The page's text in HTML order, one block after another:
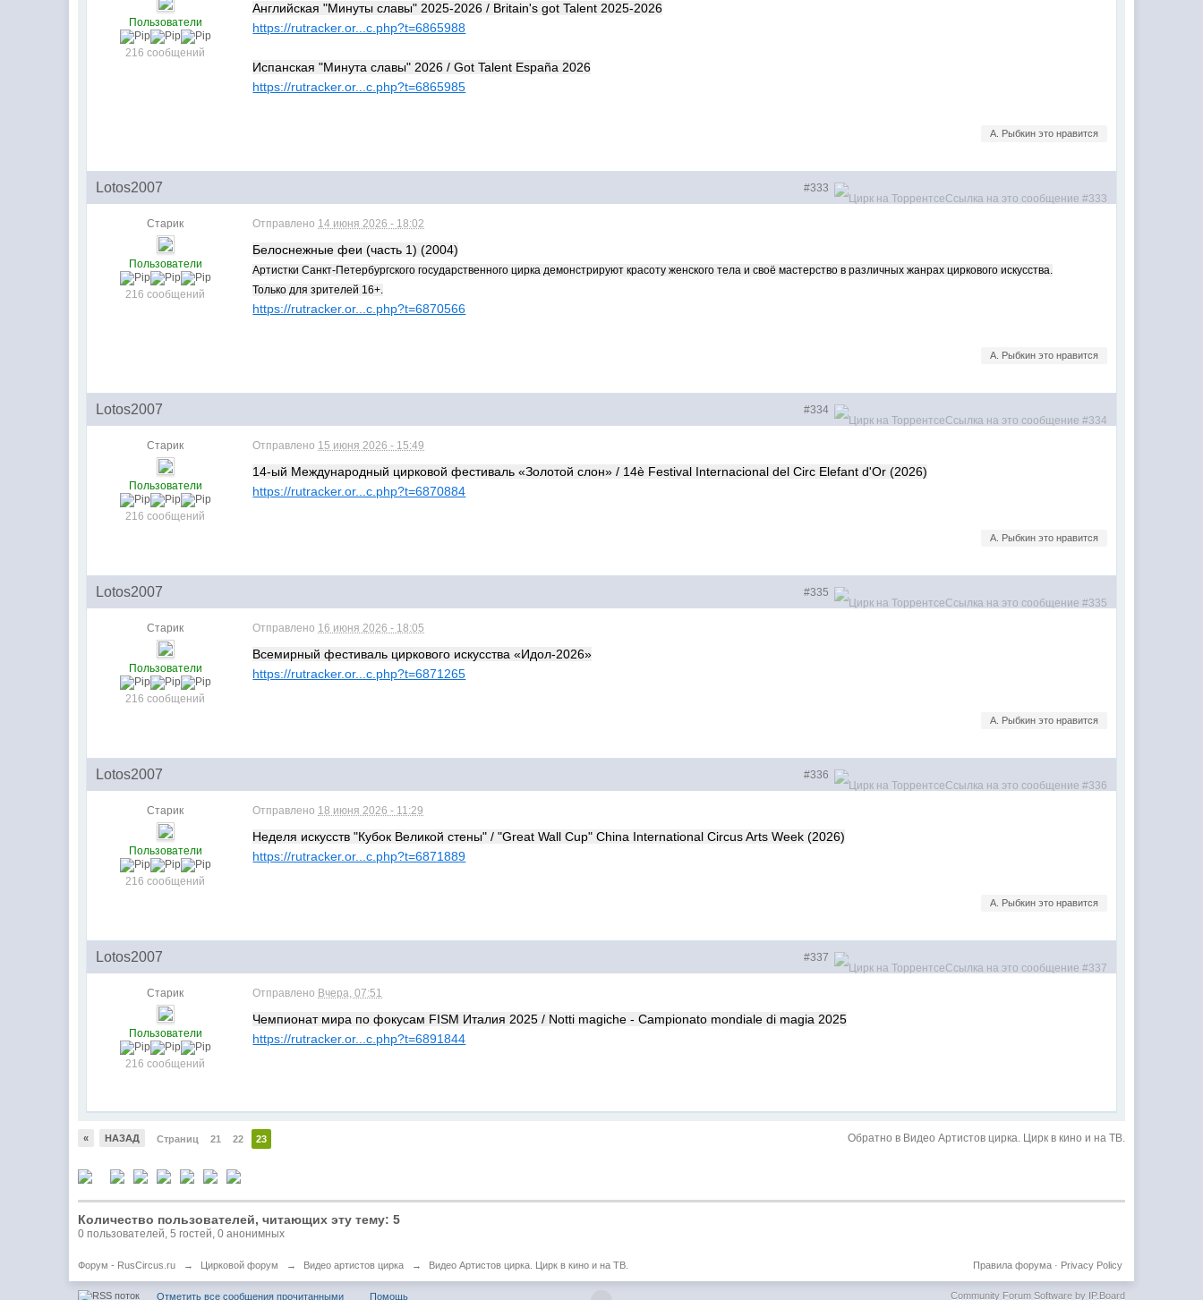
Пользователи
216 сообщений
Английская "Минуты славы" 2025-2026 / Britain's got Talent 2025-2026
https://rutracker.or...c.php?t=6865988
Испанская "Минута славы" 2026 / Got Talent España 2026
https://rutracker.or...c.php?t=6865985
А. Рыбкин это нравится
#333
Lotos2007
Старик
Пользователи
216 сообщений
Отправлено 14 июня 2026 - 18:02
Белоснежные феи (часть 1) (2004)
Артистки Санкт-Петербургского государственного цирка демонстрируют красоту женского тела и своё мастерство в различных жанрах циркового искусства.
Только для зрителей 16+.
https://rutracker.or...c.php?t=6870566
А. Рыбкин это нравится
#334
Lotos2007
Старик
Пользователи
216 сообщений
Отправлено 15 июня 2026 - 15:49
14-ый Международный цирковой фестиваль «Золотой слон» / 14è Festival Internacional del Circ Elefant d'Or (2026)
https://rutracker.or...c.php?t=6870884
А. Рыбкин это нравится
#335
Lotos2007
Старик
Пользователи
216 сообщений
Отправлено 16 июня 2026 - 18:05
Всемирный фестиваль циркового искусства «Идол-2026»
https://rutracker.or...c.php?t=6871265
А. Рыбкин это нравится
#336
Lotos2007
Старик
Пользователи
216 сообщений
Отправлено 18 июня 2026 - 11:29
Неделя искусств "Кубок Великой стены" / "Great Wall Cup" China International Circus Arts Week (2026)
https://rutracker.or...c.php?t=6871889
А. Рыбкин это нравится
#337
Lotos2007
Старик
Пользователи
216 сообщений
Отправлено Вчера, 07:51
Чемпионат мира по фокусам FISM Италия 2025 / Notti magiche - Campionato mondiale di magia 2025
https://rutracker.or...c.php?t=6891844
« НАЗАД Страниц 21 22 23 Обратно в Видео Артистов цирка. Цирк в кино и на ТВ.
Количество пользователей, читающих эту тему: 5
0 пользователей, 5 гостей, 0 анонимных
Форум - RusCircus.ru → Цирковой форум → Видео артистов цирка → Видео Артистов цирка. Цирк в кино и на ТВ. Privacy Policy
Правила форума·
Отметить все сообщения прочитанными Помощь Community Forum Software by IP.Board